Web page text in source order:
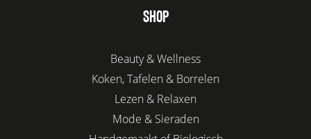
SHOP
Beauty & Wellness
Koken, Tafelen & Borrelen
Lezen & Relaxen
Mode & Sieraden